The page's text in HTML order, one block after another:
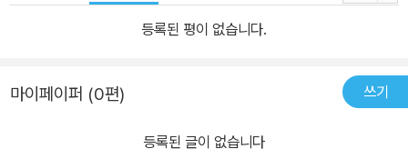
등록된 평이 없습니다.
마이페이퍼 (0편) 쓰기
등록된 글이 없습니다